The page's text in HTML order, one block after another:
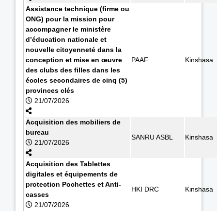
Assistance technique (firme ou
ONG) pour la mission pour
accompagner le ministère
d’éducation nationale et
nouvelle citoyenneté dans la
conception et mise en œuvre
des clubs des filles dans les
écoles secondaires de cinq (5)
provinces clés
21/07/2026
PAAF Kinshasa
Acquisition des mobiliers de
bureau
21/07/2026
SANRU ASBL Kinshasa
Acquisition des Tablettes
digitales et équipements de
protection Pochettes et Anti-
casses
21/07/2026
HKI DRC Kinshasa